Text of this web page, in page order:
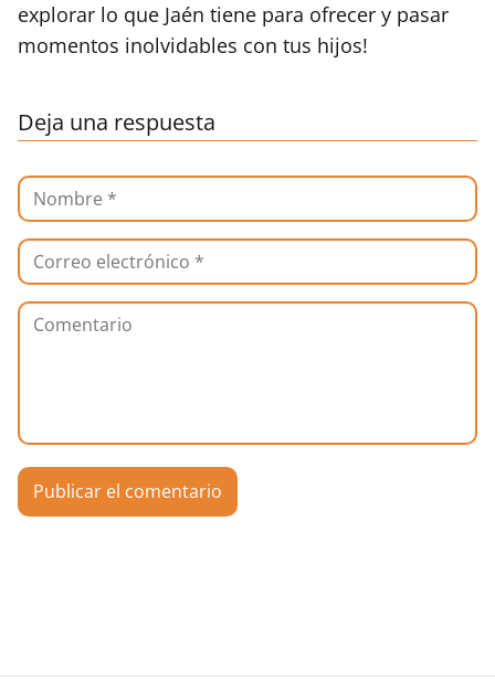
explorar lo que Jaén tiene para ofrecer y pasar
momentos inolvidables con tus hijos!
Deja una respuesta